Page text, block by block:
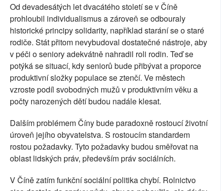
Od devadesátých let dvacátého století se v Číně
prohloubil individualismus a zároveň se odbouraly
historické principy solidarity, například starání se o staré
rodiče. Stát přitom nevybudoval dostatečné nástroje, aby
v péči o seniory adekvátně nahradil roli rodin. Teď se
potýká se situací, kdy seniorů bude přibývat a proporce
produktivní složky populace se ztenčí. Ve městech
vzroste podíl svobodných mužů v produktivním věku a
počty narozených dětí budou nadále klesat.
Dalším problémem Číny bude paradoxně rostoucí životní
úroveň jejího obyvatelstva. S rostoucím standardem
rostou požadavky. Tyto požadavky budou směřovat na
oblast lidských práv, především práv sociálních.
V Číně zatím funkční sociální politika chybí. Rolnictvo